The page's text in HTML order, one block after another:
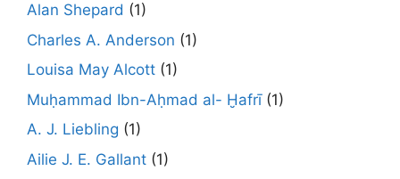
Alan Shepard (1)
Charles A. Anderson (1)
Louisa May Alcott (1)
Muḥammad Ibn-Aḥmad al- Ḫafrī(1)
A. J. Liebling (1)
Ailie J. E. Gallant (1)